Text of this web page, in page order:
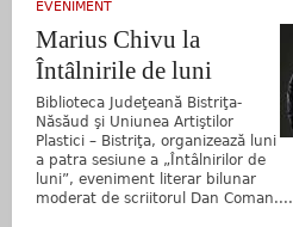
EVENIMENT
Marius Chivu la
Întâlnirile de luni
Biblioteca Judeţeană Bistriţa-
Năsăud şi Uniunea Artiştilor
Plastici – Bistriţa, organizează luni
a patra sesiune a „Întâlnirilor de
luni”, eveniment literar bilunar
moderat de scriitorul Dan Coman....